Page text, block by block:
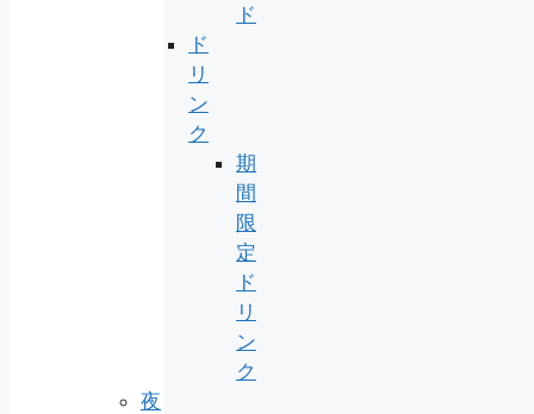
ド
ド
リ
ン
ク
期
間
限
定
ド
リ
ン
ク
夜